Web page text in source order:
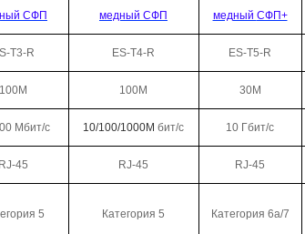
СФП
медный СФП
медный СФП+
T3-R ES-T4-R ES-T5-R
100М 100М 30М
Мбит/с 10/100/1000М бит/с 10 Гбит/с
RJ-45 RJ-45 RJ-45
5 Категория 5 Категория 6а/7